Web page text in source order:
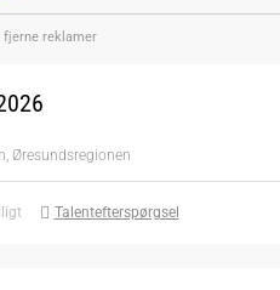
Øresundsregionen
Talentefterspørgsel